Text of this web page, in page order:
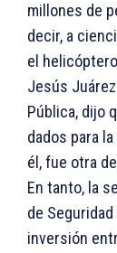
millones de
decir, a
el
Jesús
Pública, dijo
dados para
él, fue otra
En tanto, la
de
inversión